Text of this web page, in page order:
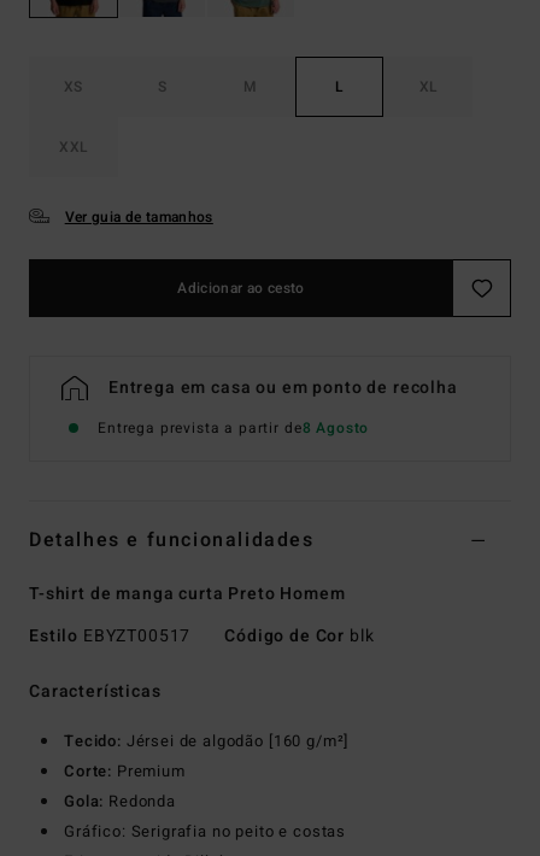
XS S M L XL
XXL
Ver guia de tamanhos
Adicionar ao cesto
Entrega em casa ou em ponto de recolha
Entrega prevista a partir de8 Agosto
Detalhes e funcionalidades
T-shirt de manga curta Preto Homem
Estilo EBYZT00517 Código de Cor blk
Características
Tecido: Jérsei de algodão [160 g/m²]
Corte: Premium
Gola: Redonda
Gráfico: Serigrafia no peito e costas